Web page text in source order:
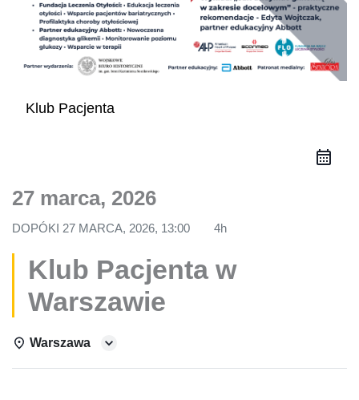
Klub Pacjenta
27 marca, 2026
DOPÓKI 27 MARCA, 2026, 13:00 4h
Klub Pacjenta w
Warszawie
Warszawa